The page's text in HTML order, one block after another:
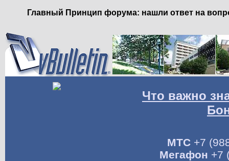
Главный Принцип форума: нашли ответ на
Что важно
МТС+7
Мегафон +7